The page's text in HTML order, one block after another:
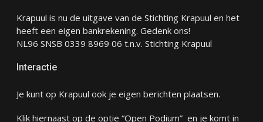
Krapuul is nu de uitgave van de Stichting Krapuul en het
heeft een eigen bankrekening. Gedenk ons!
NL96 SNSB 0339 8969 06 t.n.v. Stichting Krapuul
Interactie
Je kunt op Krapuul ook je eigen berichten plaatsen.
Klik hiernaast op de optie “Open Podium” en je komt in